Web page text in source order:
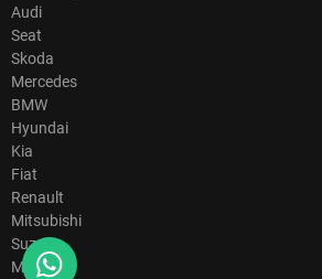
Audi
Seat
Skoda
Mercedes
BMW
Hyundai
Kia
Fiat
Renault
Mitsubishi
Suzuki
Mazda